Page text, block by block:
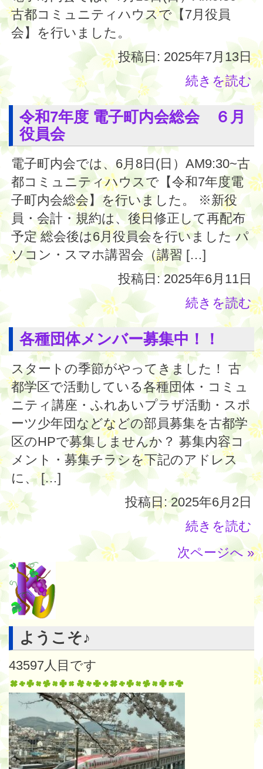
古都コミュニティハウスで【7月役員
会】を行いました。
投稿日: 2025年7月13日
続きを読む
令和7年度 電子町内会総会 ６月
役員会
電子町内会では、6月8日(日）AM9:30~古
都コミュニティハウスで【令和7年度電
子町内会総会】を行いました。 ※新役
員・会計・規約は、後日修正して再配布
予定 総会後は6月役員会を行いました パ
ソコン・スマホ講習会（講習 […]
投稿日: 2025年6月11日
続きを読む
各種団体メンバー募集中！！
スタートの季節がやってきました！ 古
都学区で活動している各種団体・コミュ
ニティ講座・ふれあいプラザ活動・スポ
ーツ少年団などなどの部員募集を古都学
区のHPで募集しませんか？ 募集内容コ
メント・募集チラシを下記のアドレス
に、 […]
投稿日: 2025年6月2日
続きを読む
次ページへ »
ようこそ♪
43597 人目です